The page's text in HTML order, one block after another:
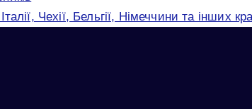
Чехії, Бельгії, Німеччини та інших